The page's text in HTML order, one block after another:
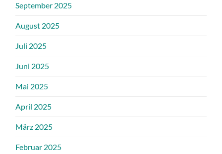
September 2025
August 2025
Juli 2025
Juni 2025
Mai 2025
April 2025
März 2025
Februar 2025